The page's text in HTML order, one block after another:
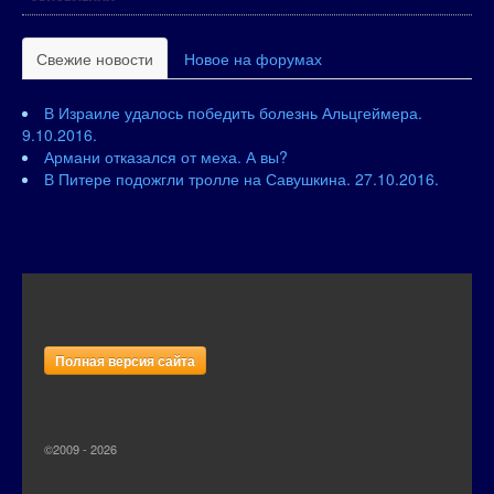
Свежие новости Новое на форумах
В Израиле удалось победить болезнь Альцгеймера.
9.10.2016.
Армани отказался от меха. А вы?
В Питере подожгли тролле на Савушкина. 27.10.2016.
Полная версия сайта
©2009 - 2026